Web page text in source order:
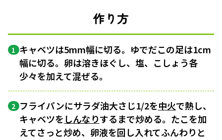
作り方
1 キャベツは5mm幅に切る。ゆでだこの足は1cm
幅に切る。卵は溶きほぐし、塩、こしょう各
少々を加えて混ぜる。
2 フライパンにサラダ油大さじ1/2を中火で熱し、
キャベツを しんなりするまで炒める。たこを加
えてさっと炒め、卵液を回し入れてふんわりと